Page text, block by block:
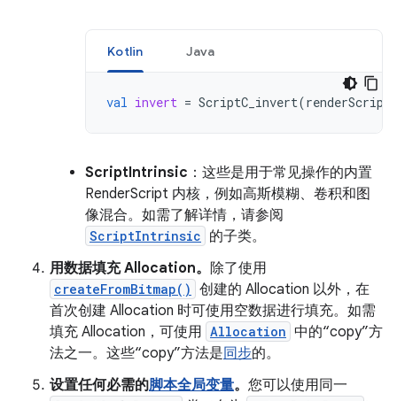
Kotlin Java
val invert = ScriptC_invert(renderScript
ScriptIntrinsic ：这些是用于常见操作的内置
RenderScript 内核，例如高斯模糊、卷积和图
像混合。如需了解详情，请参阅
ScriptIntrinsic 的子类。
用数据填充 Allocation。 除了使用
createFromBitmap() 创建的 Allocation 以外，在
首次创建 Allocation 时可使用空数据进行填充。如需
填充 Allocation，可使用 Allocation 中的“copy”方
法之一。这些“copy”方法是同步的。
设置任何必需的脚本全局变量。 您可以使用同一